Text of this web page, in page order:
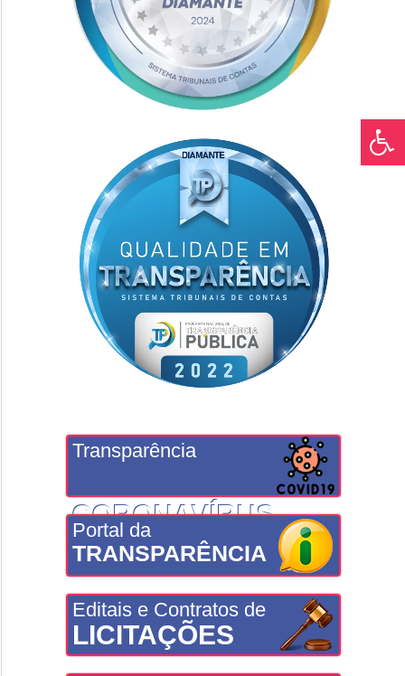
Transparência
CORONAVÍRUS
Portal da
TRANSPARÊNCIA
Editais e Contratos de
LICITAÇÕES